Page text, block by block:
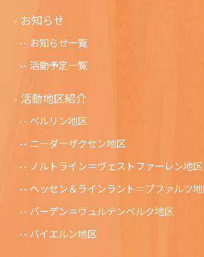
お知らせ
お知らせ一覧
活動予定一覧
活動地区紹介
ベルリン地区
ニーダーザクセン地区
ノルトライン＝ヴェストファーレン地区
ヘッセン＆ラインラント＝プファルツ
バーデン＝ヴュルテンベルク地区
バイエルン地区